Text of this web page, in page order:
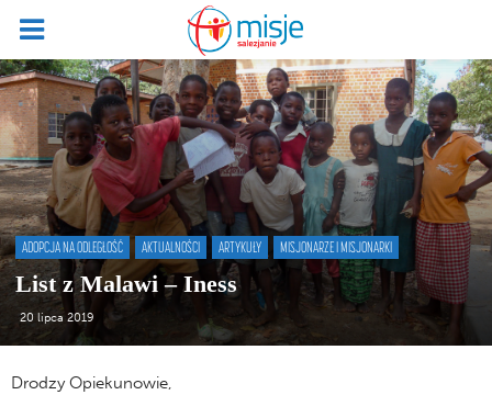
ADOPCJA NA ODLEGŁOŚĆ AKTUALNOŚCI ARTYKUŁY MISJONARZE I MISJONARKI
List z Malawi – Iness
20 lipca 2019
Drodzy Opiekunowie,